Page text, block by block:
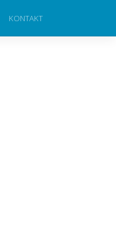
KONTAKT